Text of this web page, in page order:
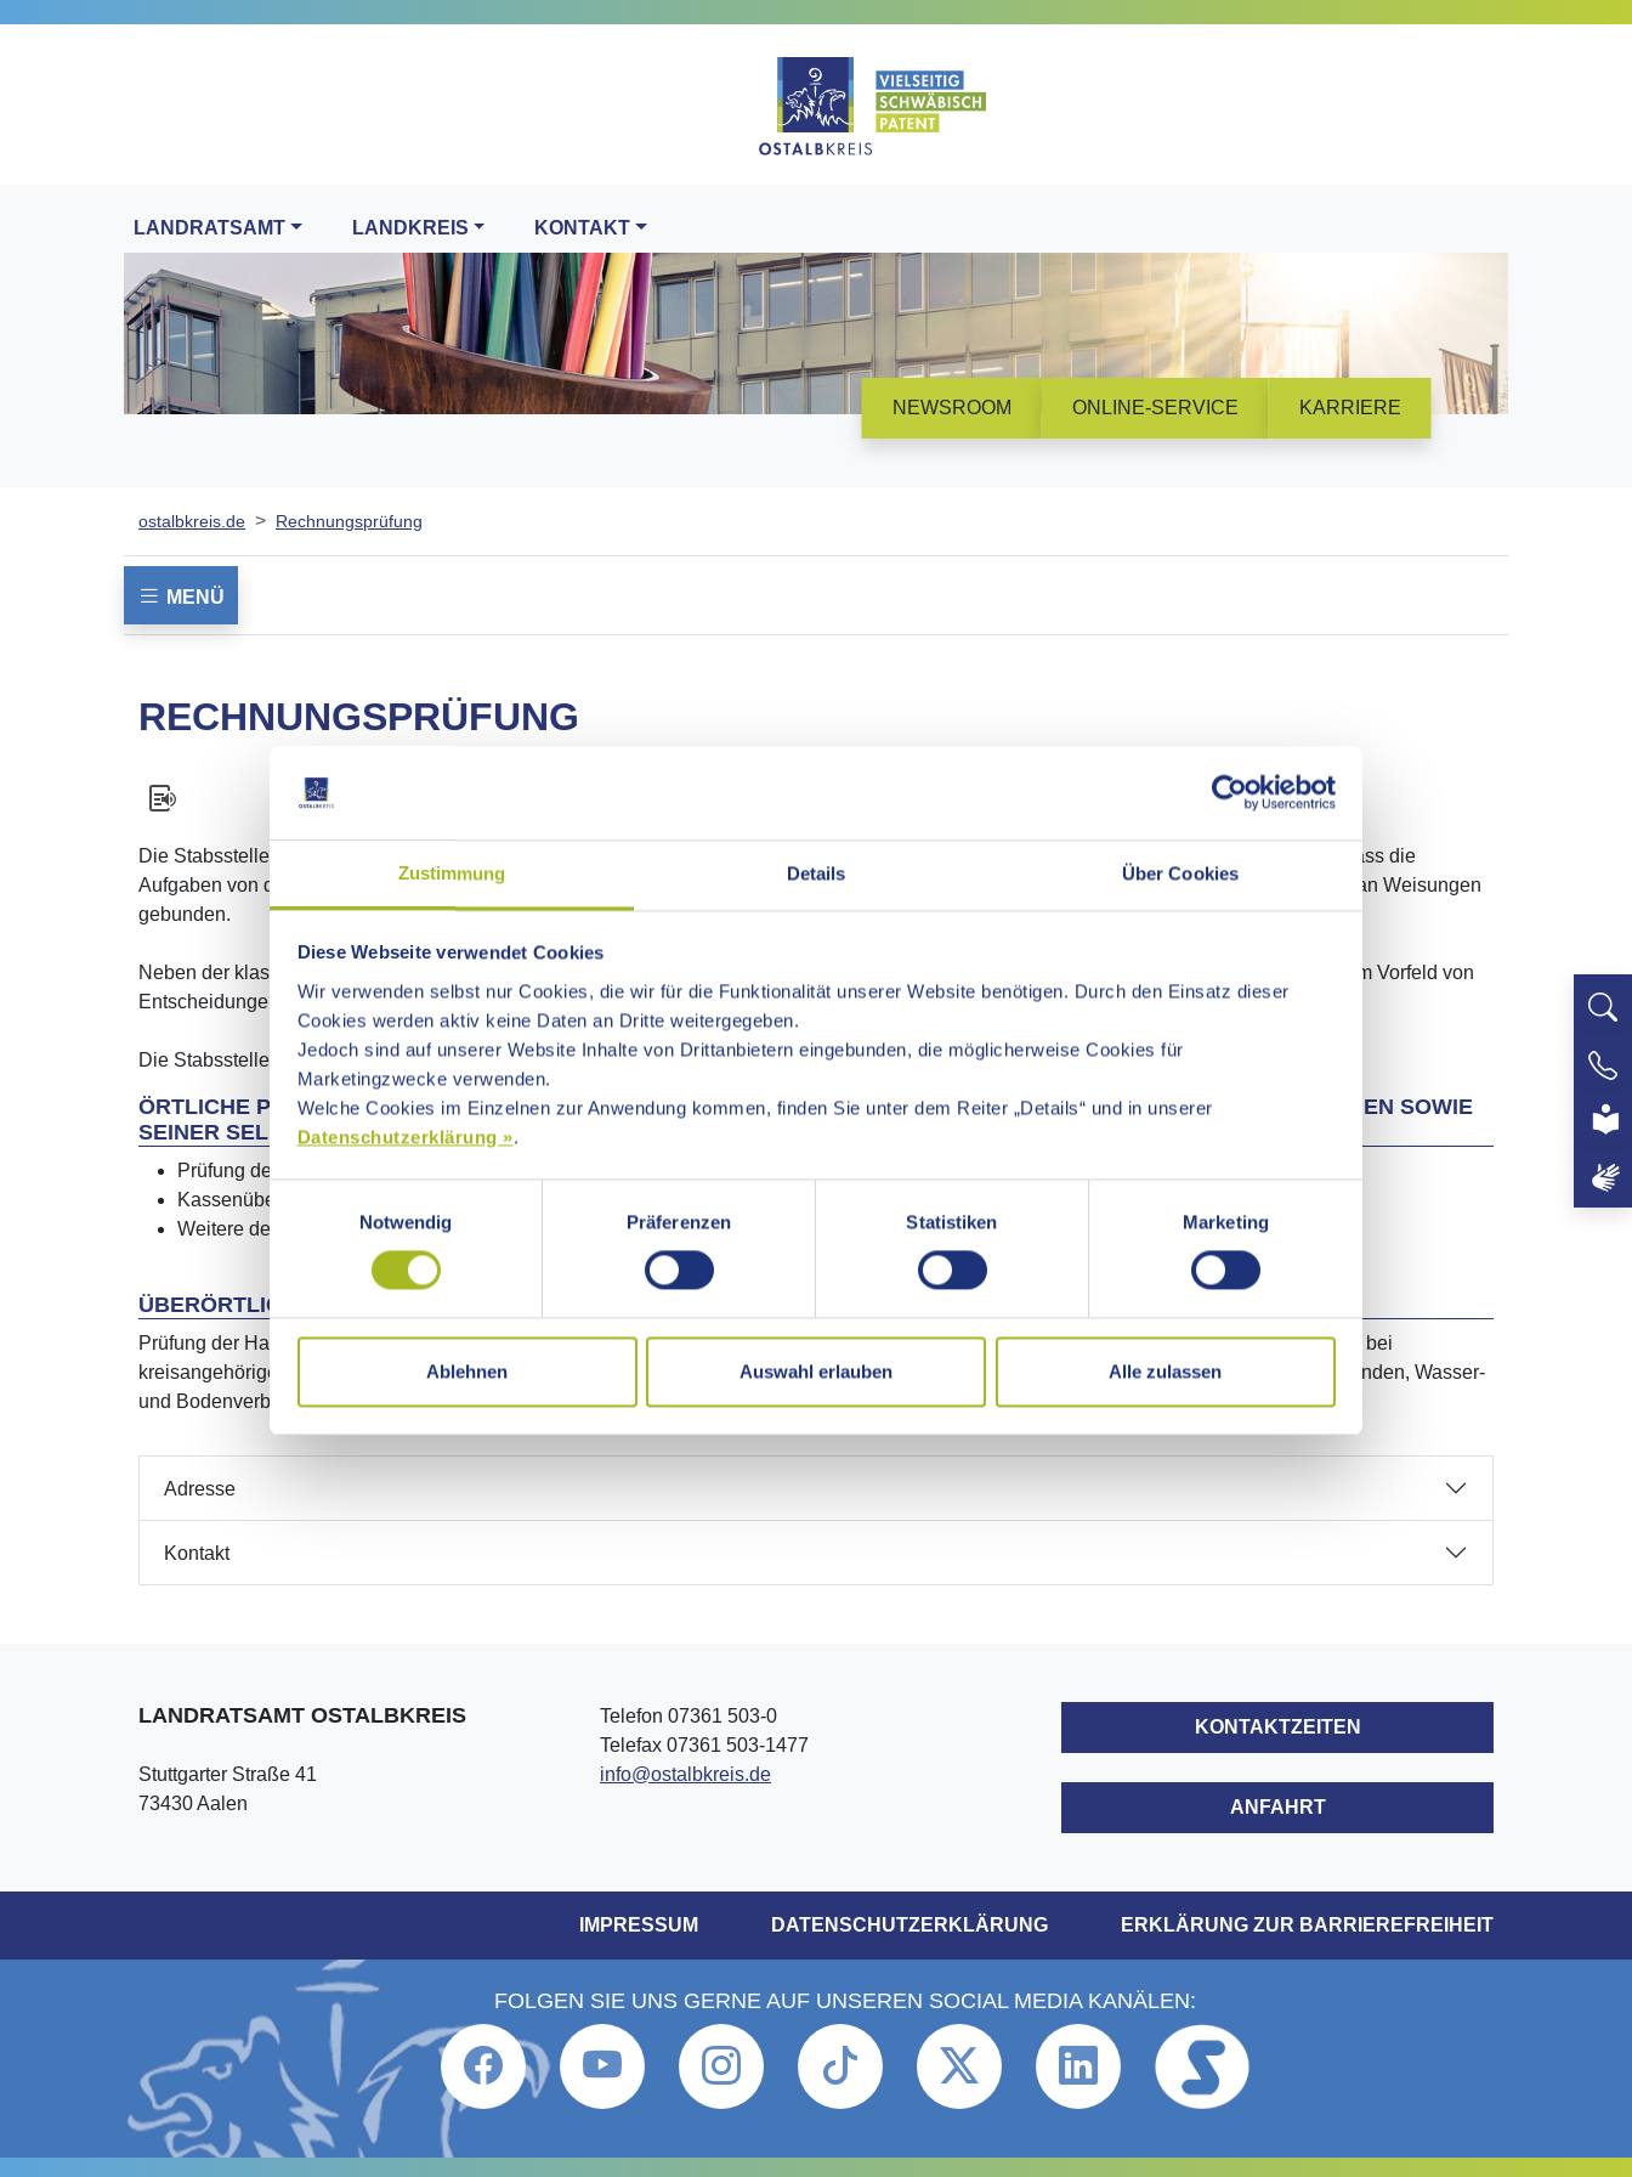
Zustimmung Details Über Cookies
Diese Webseite verwendet Cookies
Wir verwenden selbst nur Cookies, die wir für die Funktionalität unserer Website benötigen. Durch den Einsatz dieser
Cookies werden aktiv keine Daten an Dritte weitergegeben.
Jedoch sind auf unserer Website Inhalte von Drittanbietern eingebunden, die möglicherweise Cookies für
Marketingzwecke verwenden.
Welche Cookies im Einzelnen zur Anwendung kommen, finden Sie unter dem Reiter „Details“ und in unserer
Datenschutzerklärung ».
Einwilligungsauswahl
Notwendig
Präferenzen Statistiken Marketing
Ablehnen Auswahl erlauben Alle zulassen
LANDRATSAMT LANDKREIS KONTAKT
NEWSROOM ONLINE-SERVICE KARRIERE
ostalbkreis.de Rechnungsprüfung
MENÜ
RECHNUNGSPRÜFUNG
Die Stabsstelle Rechnungsprüfung hat den gesetzlichen Auftrag der öffentlichen Finanz- und Rechtmäßigkeitskontrolle. Sie wirkt darauf hin, dass die
Aufgaben von der Verwaltung rechtmäßig, sparsam und wirtschaftlich erledigt werden. Dabei ist die Rechnungsprüfung unabhängig und nicht an Weisungen
gebunden.
Neben der klassischen nachgehenden Prüfung trägt die Stabsstelle Rechnungsprüfung mit der beratenden und begleitenden Prüfung bereits im Vorfeld von
Entscheidungen zu einer Optimierung des Verwaltungshandelns bei.
Die Stabsstelle Rechnungsprüfung gliedert sich in zwei Fachbereiche:
ÖRTLICHE PRÜFUNG DES OSTALBKREISES, SEINER EIGENBETRIEBE, SEINER SONDER- UND TREUHANDVERMÖGEN SOWIE
SEINER SELBSTÄNDIGEN KOMMUNALANSTALT
Prüfung des Jahresabschlusses und des Gesamtabschlusses einschließlich laufende Prüfung der Kassenvorgänge
Kassenüberwachung
Weitere der Rechnungsprüfung vom Kreistag übertragene Aufgaben
ÜBERÖRTLICHE PRÜFUNG
Prüfung der Haushalts-, Kassen- und Rechnungsführung, der Wirtschaftsführung und des Rechnungswesens sowie der Vermögensverwaltung bei
kreisangehörigen Gemeinden bis 4.000 Einwohner, ihrer Sonder- und Treuhandvermögen sowie bei Verwaltungsgemeinschaften, Zweckverbänden, Wasser-
und Bodenverbänden und Stiftungen.
Adresse
Kontakt
LANDRATSAMT OSTALBKREIS
Stuttgarter Straße 41
73430 Aalen
Telefon 07361 503-0
Telefax 07361 503-1477
info@ostalbkreis.de
KONTAKTZEITEN
ANFAHRT
IMPRESSUM DATENSCHUTZERKLÄRUNG ERKLÄRUNG ZUR BARRIEREFREIHEIT
FOLGEN SIE UNS GERNE AUF UNSEREN SOCIAL MEDIA KANÄLEN: